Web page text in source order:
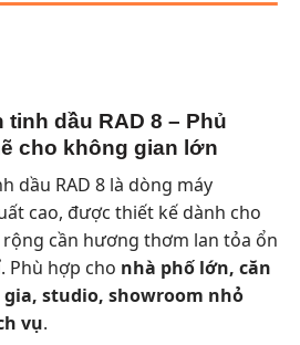
tinh dầu RAD 8 – Phủ
cho không gian lớn
dầu RAD 8 là dòng máy
cao, được thiết kế dành cho
cần hương thơm lan tỏa ổn
Phù hợp cho nhà phố lớn, căn
studio, showroom nhỏ
vụ.